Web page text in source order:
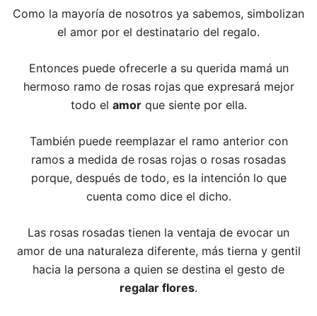
Como la mayoría de nosotros ya sabemos, simbolizan
el amor por el destinatario del regalo.
Entonces puede ofrecerle a su querida mamá un
hermoso ramo de rosas rojas que expresará mejor
todo el amorque siente por ella.
También puede reemplazar el ramo anterior con
ramos a medida de rosas rojas o rosas rosadas
porque, después de todo, es la intención lo que
cuenta como dice el dicho.
Las rosas rosadas tienen la ventaja de evocar un
amor de una naturaleza diferente, más tierna y gentil
hacia la persona a quien se destina el gesto de
regalar flores.